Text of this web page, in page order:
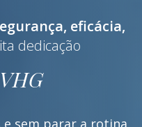
eficácia,
dedicação
sem parar a rotina